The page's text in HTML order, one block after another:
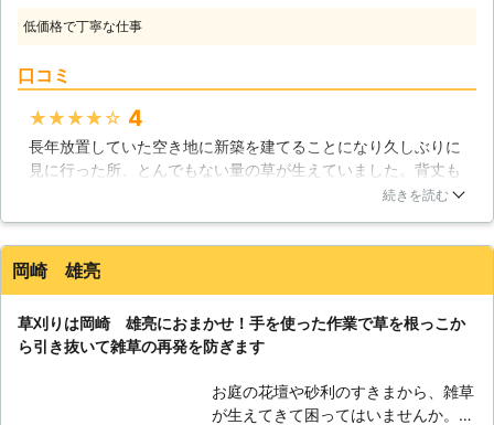
様々な種類の草の総称ですが、総じて
不必要で生命力の強い点が特徴となっ
ています。こうした問題だらけの雑草
に悩まされているのでしたら、すぐに
ベストホームにご依頼下さい。問題し
せを】 草刈りを終えると、刈った草
が大量に発生します。これはゴミとし
て処分をしなければいけません。時折
家庭菜園などをやられている方が肥料
にと溜めておこうとしますが、刈るま
低価格で丁寧な仕事
口コミ
★★★★★ 4
長年放置していた空き地に新築を建てることになり久しぶりに
見に行った所、とんでもない量の草が生えていました。背丈も
高く根っこも頑丈そうなので、素人では無理だと判断し、こち
とても面白かったです。金額もリーズナブルで有り難いです。
こんなに土地が広かったのかと思うくらい綺麗にしてもらえま
福岡県 北九州市小倉南区 2016年12月25日
続きを読む
岡崎 雄亮
草刈りは岡崎 雄亮におまかせ！手を使った作業で草を根っこか
ら引き抜いて雑草の再発を防ぎます
お庭の花壇や砂利のすきまから、雑草
が生えてきて困ってはいませんか。特